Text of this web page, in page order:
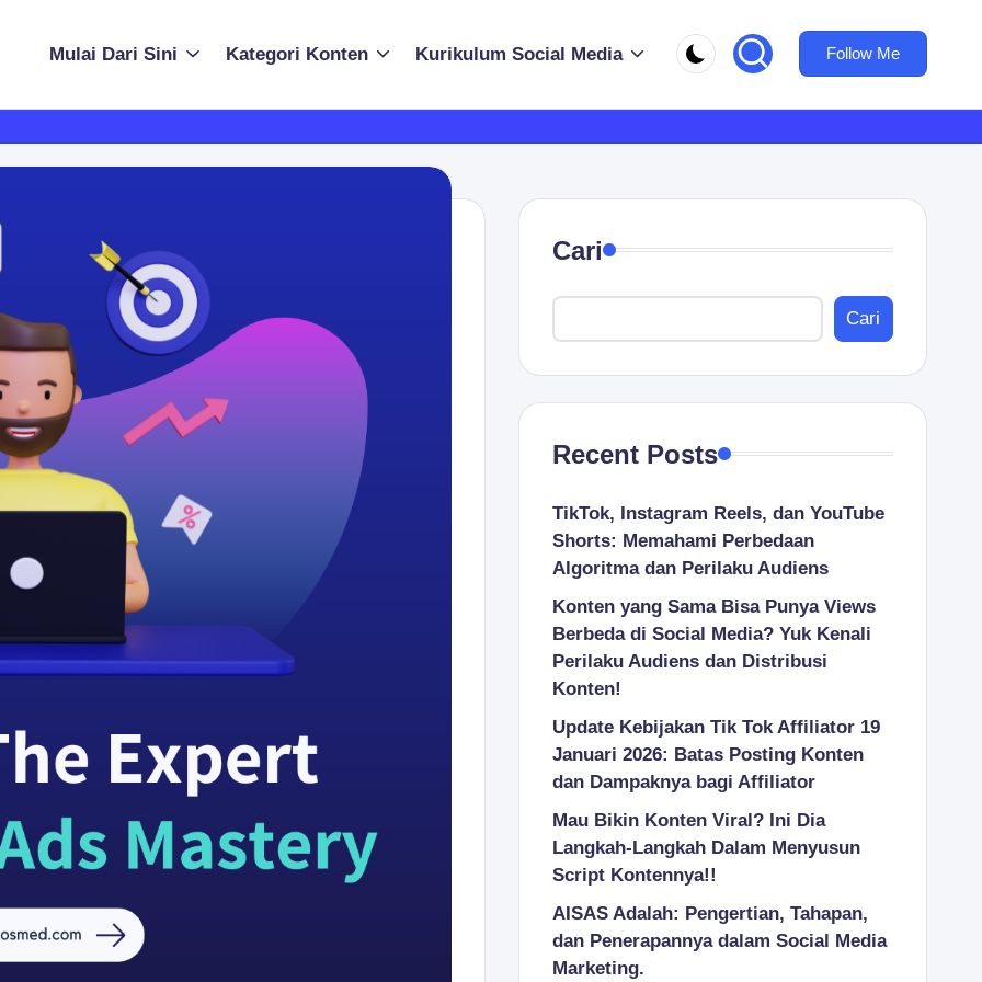
Mulai Dari Sini Kategori Konten Kurikulum Social Media Follow Me
Cari
Cari
Recent Posts
TikTok, Instagram Reels, dan YouTube
Shorts: Memahami Perbedaan
Algoritma dan Perilaku Audiens
Konten yang Sama Bisa Punya Views
Berbeda di Social Media? Yuk Kenali
Perilaku Audiens dan Distribusi
Konten!
Update Kebijakan Tik Tok Affiliator 19
Januari 2026: Batas Posting Konten
dan Dampaknya bagi Affiliator
Mau Bikin Konten Viral? Ini Dia
Langkah-Langkah Dalam Menyusun
Script Kontennya!!
AISAS Adalah: Pengertian, Tahapan,
dan Penerapannya dalam Social Media
Marketing.